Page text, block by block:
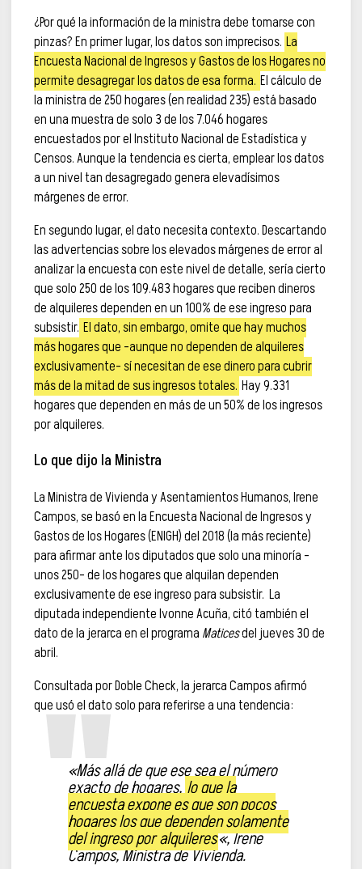
¿Por qué la información de la ministra debe tomarse con
pinzas? En primer lugar, los datos son imprecisos. La
Encuesta Nacional de Ingresos y Gastos de los Hogares no
permite desagregar los datos de esa forma. El cálculo de
la ministra de 250 hogares (en realidad 235) está basado
en una muestra de solo 3 de los 7.046 hogares
encuestados por el Instituto Nacional de Estadística y
Censos. Aunque la tendencia es cierta, emplear los datos
a un nivel tan desagregado genera elevadísimos
márgenes de error.
En segundo lugar, el dato necesita contexto. Descartando
las advertencias sobre los elevados márgenes de error al
analizar la encuesta con este nivel de detalle, sería cierto
que solo 250 de los 109.483 hogares que reciben dineros
de alquileres dependen en un 100% de ese ingreso para
subsistir. El dato, sin embargo, omite que hay muchos
más hogares que –aunque no dependen de alquileres
exclusivamente– sí necesitan de ese dinero para cubrir
más de la mitad de sus ingresos totales. Hay 9.331
hogares que dependen en más de un 50% de los ingresos
por alquileres.
Lo que dijo la Ministra
La Ministra de Vivienda y Asentamientos Humanos, Irene
Campos, se basó en la Encuesta Nacional de Ingresos y
Gastos de los Hogares (ENIGH) del 2018 (la más reciente)
para afirmar ante los diputados que solo una minoría –
unos 250– de los hogares que alquilan dependen
exclusivamente de ese ingreso para subsistir. La
diputada independiente Ivonne Acuña, citó también el
dato de la jerarca en el programa Maticesdel jueves 30 de
abril.
Consultada por Doble Check, la jerarca Campos afirmó
que usó el dato solo para referirse a una tendencia:
«Más allá de que ese sea el número
exacto de hogares,lo que la
encuesta expone es que son pocos
hogares los que dependen solamente
del ingreso por alquileres«, Irene
Campos, Ministra de Vivienda.